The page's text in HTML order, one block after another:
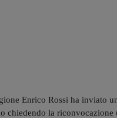
Enrico Rossi ha inviato
chiedendo la riconvocazione